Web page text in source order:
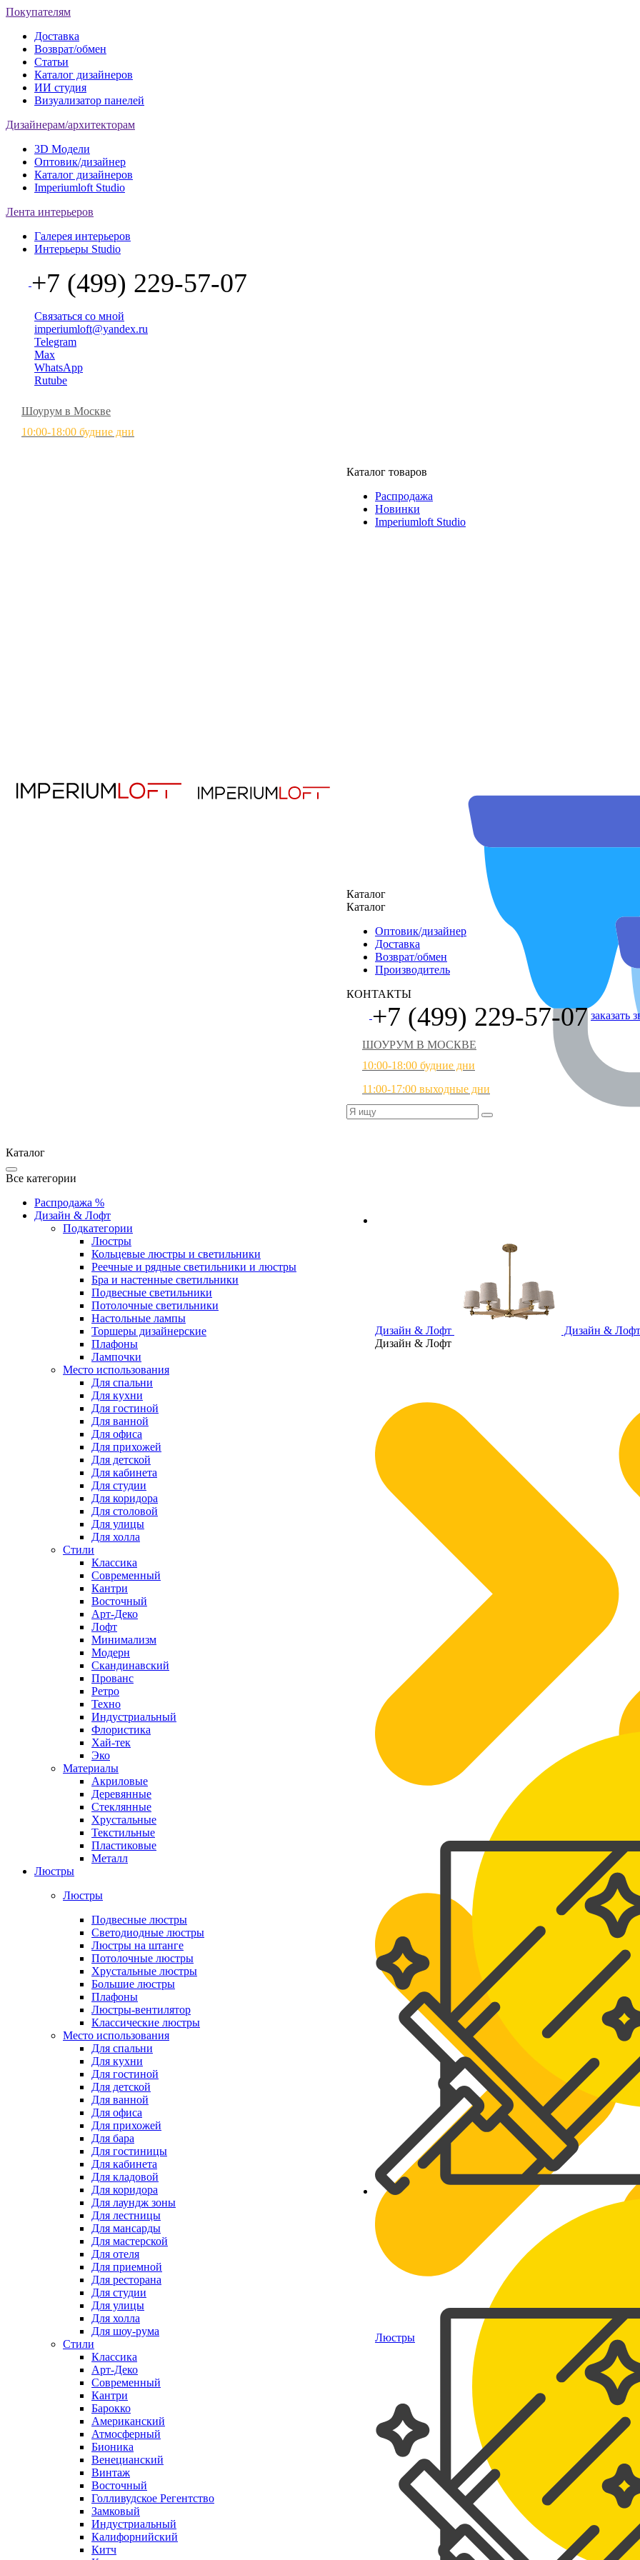
Покупателям
Доставка
Возврат/обмен
Статьи
Каталог дизайнеров
ИИ студия
Визуализатор панелей
Дизайнерам/архитекторам
3D Модели
Оптовик/дизайнер
Каталог дизайнеров
Imperiumloft Studio
Лента интерьеров
Галерея интерьеров
Интерьеры Studio
+7 (499) 229-57-07
Связаться со мной
imperiumloft@yandex.ru
Telegram
Max
WhatsApp
Rutube
Шоурум в Москве
10:00-18:00 будние дни
Каталог товаров
Распродажа
Новинки
Imperiumloft Studio
Дизайн & Лофт
Дизайн & Лофт
Дизайн & Лофт
Люстры
Каталог
Каталог
Оптовик/дизайнер
Доставка
Возврат/обмен
Производитель
КОНТАКТЫ
+7 (499) 229-57-07 заказать
ШОУРУМ В МОСКВЕ
10:00-18:00 будние дни
11:00-17:00 выходные дни
Каталог
Все категории
Распродажа %
Дизайн & Лофт
Подкатегории
Люстры
Кольцевые люстры и светильники
Реечные и рядные светильники и люстры
Бра и настенные светильники
Подвесные светильники
Потолочные светильники
Настольные лампы
Торшеры дизайнерские
Плафоны
Лампочки
Место использования
Для спальни
Для кухни
Для гостиной
Для ванной
Для офиса
Для прихожей
Для детской
Для кабинета
Для студии
Для коридора
Для столовой
Для улицы
Для холла
Стили
Классика
Современный
Кантри
Восточный
Арт-Деко
Лофт
Минимализм
Модерн
Скандинавский
Прованс
Ретро
Техно
Индустриальный
Флористика
Хай-тек
Эко
Материалы
Акриловые
Деревянные
Стеклянные
Хрустальные
Текстильные
Пластиковые
Металл
Люстры
Люстры
Подвесные люстры
Светодиодные люстры
Люстры на штанге
Потолочные люстры
Хрустальные люстры
Большие люстры
Плафоны
Люстры-вентилятор
Классические люстры
Место использования
Для спальни
Для кухни
Для гостиной
Для детской
Для ванной
Для офиса
Для прихожей
Для бара
Для гостиницы
Для кабинета
Для кладовой
Для коридора
Для лаундж зоны
Для лестницы
Для мансарды
Для мастерской
Для отеля
Для приемной
Для ресторана
Для студии
Для улицы
Для холла
Для шоу-рума
Стили
Классика
Арт-Деко
Современный
Кантри
Барокко
Американский
Атмосферный
Бионика
Венецианский
Винтаж
Восточный
Голливудское Регентство
Замковый
Индустриальный
Калифорнийский
Китч